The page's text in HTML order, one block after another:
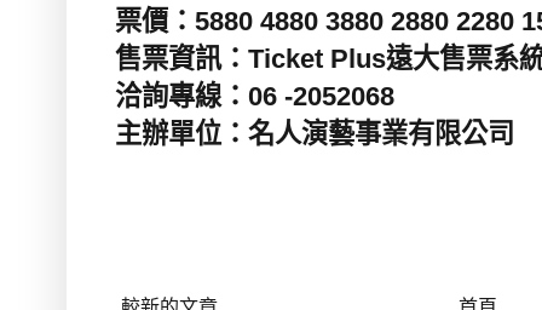
票價： 5880 4880 3880 2880 2280
售票資訊： Ticket Plus遠大售票系
洽詢專線： 06 -2052068
主辦單位： 名人演藝事業有限公司